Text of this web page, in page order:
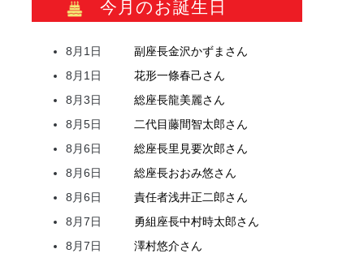
今月のお誕生日
8月1日 副座長金沢かずま さん
8月1日
花形一條春己さん
8月3日
総座長龍美麗さん
8月5日
二代目藤間智太郎さん
8月6日
総座長里見要次郎さん
8月6日
総座長おおみ悠さん
8月6日
責任者浅井正二郎さん
8月7日
勇組座長中村時太郎さん
8月7日
澤村悠介さん